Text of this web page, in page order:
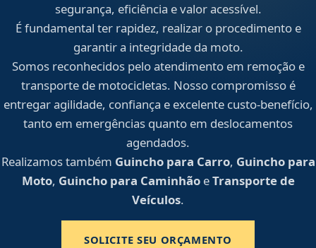
segurança, eficiência e valor acessível.
É fundamental ter rapidez, realizar o procedimento e
garantir a integridade da moto.
Somos reconhecidos pelo atendimento em remoção e
transporte de motocicletas. Nosso compromisso é
entregar agilidade, confiança e excelente custo-benefício,
tanto em emergências quanto em deslocamentos
agendados.
Realizamos também Guincho para Carro, Guincho para
Moto, Guincho para CaminhãoeTransporte de
Veículos.
SOLICITE SEU ORÇAMENTO